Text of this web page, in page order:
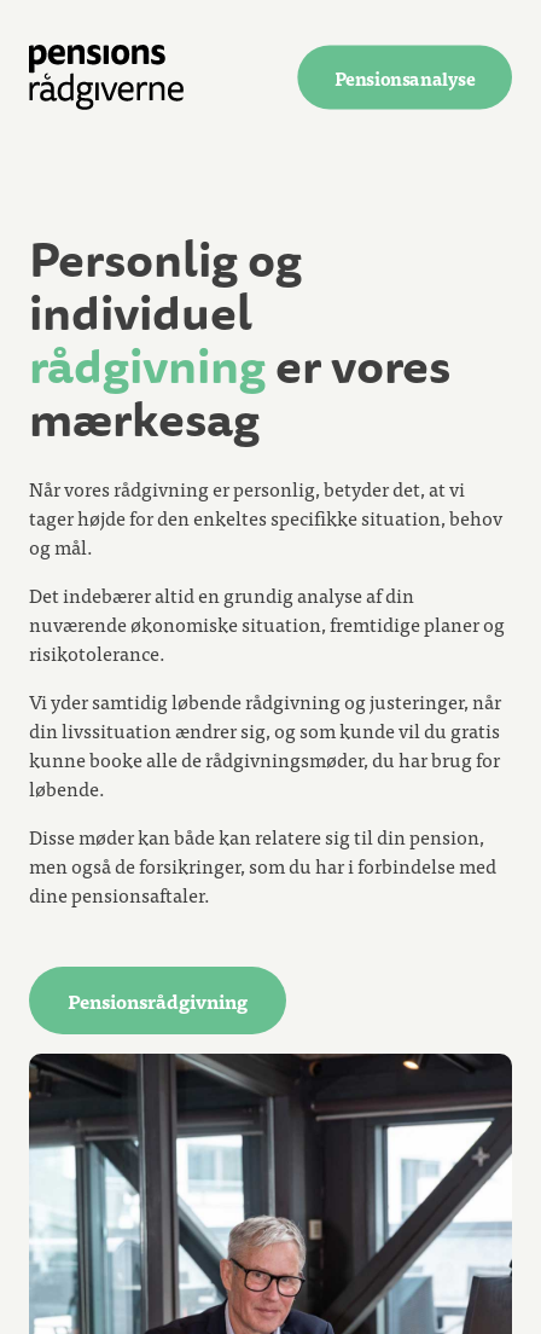
Pensionsanalyse
Personlig og
individuel
rådgivninger vores
mærkesag
Når vores rådgivning er personlig, betyder det, at vi
tager højde for den enkeltes specifikke situation, behov
og mål.
Det indebærer altid en grundig analyse af din
nuværende økonomiske situation, fremtidige planer og
risikotolerance.
Vi yder samtidig løbende rådgivning og justeringer, når
din livssituation ændrer sig, og som kunde vil du gratis
kunne booke alle de rådgivningsmøder, du har brug for
løbende.
Disse møder kan både kan relatere sig til din pension,
men også de forsikringer, som du har i forbindelse med
dine pensionsaftaler.
Pensionsrådgivning